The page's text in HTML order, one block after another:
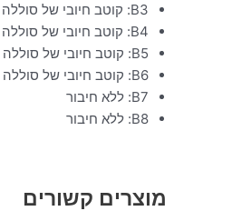
B3: קוטב חיובי של סוללה שלישית וקוטב שלילי של סוללה רביעית
B4: קוטב חיובי של סוללה רביעית וקוטב שלילי של סוללה חמישית
B5: קוטב חיובי של סוללה חמישית וקוטב שלילי של סוללה שישית
B6: קוטב חיובי של סוללה שישית ואחרונה
B7: ללא חיבור
B8: ללא חיבור
מוצרים קשורים